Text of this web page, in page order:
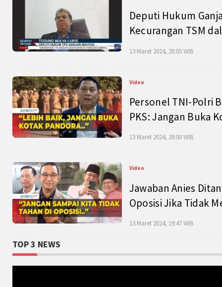
Deputi Hukum
Kecurangan TSM
13 Maret 2024, 20:05 WIB
Video
Personel TNI-Polri
PKS: Jangan Buka
13 Maret 2024, 20:00 WIB
Video
Jawaban Anies
Oposisi Jika Tidak
13 Maret 2024, 19:47 WIB
TOP 3 NEWS